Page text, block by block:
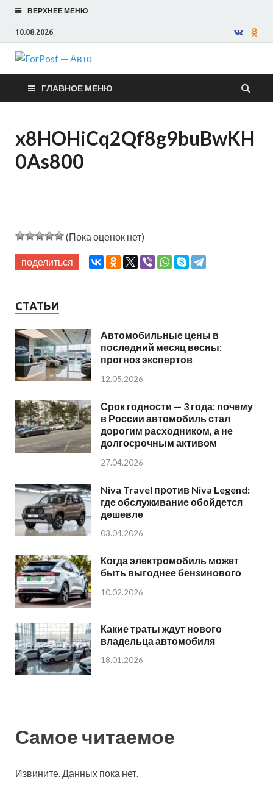
ВЕРХНЕЕ МЕНЮ
10.08.2026
ForPost —
Авто
ГЛАВНОЕ МЕНЮ
x8HOHiCq2Qf8g9buBwKH
0As800
(Пока оценок нет)
поделиться
СТАТЬИ
Автомобильные цены в
последний месяц весны:
прогноз экспертов
12.05.2026
Срок годности — 3 года: почему
в России автомобиль стал
дорогим расходником, а не
долгосрочным активом
27.04.2026
Niva Travel против Niva Legend:
где обслуживание обойдется
дешевле
03.04.2026
Когда электромобиль может
быть выгоднее бензинового
10.02.2026
Какие траты ждут нового
владельца автомобиля
18.01.2026
Самое читаемое
Извините. Данных пока нет.